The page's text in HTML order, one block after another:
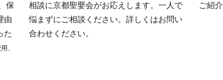
保
由
た
、
相談に京都聖嬰会がお応えします。一人で
悩まずにご相談ください。詳しくはお問い
合わせください。
ご紹介